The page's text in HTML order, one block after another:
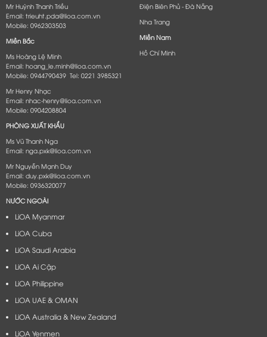
Mr Huỳnh Thanh Triều
Email: trieuht.pda@lioa.com.vn
Mobile: 0962303503
Miền Bắc
Ms Hoàng Lệ Minh
Email: hoang_le.minh@lioa.com.vn
Mobile: 0944790439 Tel: 0221 3985321
Mr Henry Nhạc
Email: nhac-henry@lioa.com.vn
Mobile: 0904208804
PHÒNG XUẤT KHẨU
Ms Vũ Thanh Nga
Email: nga.pxk@lioa.com.vn
Mr Nguyễn Mạnh Duy
Email: duy.pxk@lioa.com.vn
Mobile: 0936320077
Điện Biên Phủ - Đà Nẵng​
Nha Trang
Miền Nam
Hồ Chí Minh
NƯỚC NGOÀI
LiOA Myanmar
LiOA Cuba
LiOA Saudi Arabia
LiOA Ai Cập
LiOA Philippine
LiOA UAE & OMAN
LiOA Australia & New Zealand
LiOA Yenmen